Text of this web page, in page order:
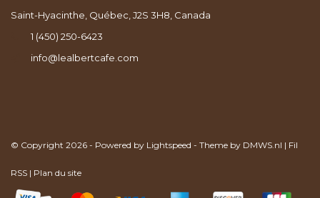
Saint-Hyacinthe, Québec, J2S 3H8, Canada
1 (450) 250-6423
info@lealbertcafe.com
© Copyright 2026 - Powered by Lightspeed - Theme by DMWS.nl | Fil
RSS | Plan du site